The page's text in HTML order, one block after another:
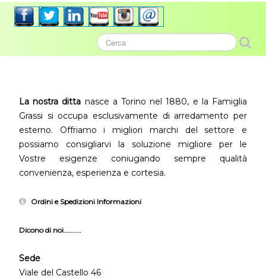
La nostra ditta nasce a Torino nel 1880, e la Famiglia
Grassi si occupa esclusivamente di arredamento per
esterno. Offriamo i migliori marchi del settore e
possiamo consigliarvi la soluzione migliore per le
Vostre esigenze coniugando sempre qualità
convenienza, esperienza e cortesia.
Ordini e Spedizioni Informazioni
Dicono di noi..........
Sede
Viale del Castello 46